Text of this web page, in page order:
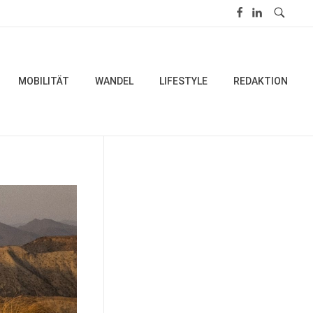
MOBILITÄT WANDEL LIFESTYLE REDAKTION